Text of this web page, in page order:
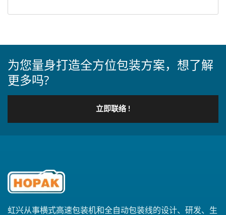
为您量身打造全方位包装方案，想了解
更多吗?
立即联络 !
虹兴从事横式高速包装机和全自动包装线的设计、研发、生